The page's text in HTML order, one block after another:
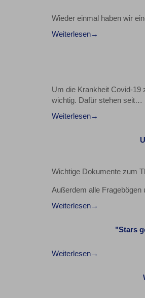
Wieder einmal haben wir
Weiterlesen
Um die Krankheit Covid-19
wichtig. Dafür stehen seit…
Weiterlesen
Wichtige Dokumente zum
Außerdem alle
Weiterlesen
"Stars
Weiterlesen